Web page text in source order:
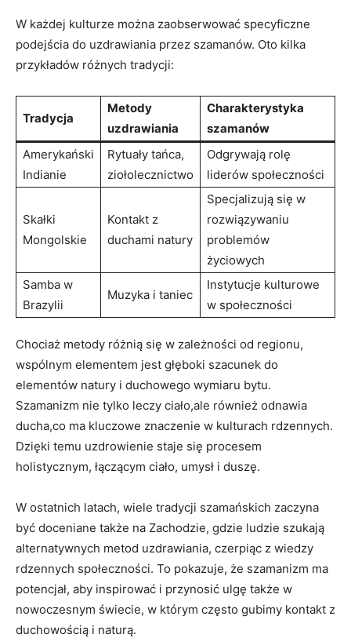
W każdej kulturze można zaobserwować specyficzne
podejścia do uzdrawiania przez szamanów. Oto kilka
przykładów różnych tradycji:
Tradycja
Metody
uzdrawiania
Charakterystyka
szamanów
Amerykański
Indianie
Rytuały tańca,
ziołolecznictwo
Odgrywają rolę
liderów społeczności
Skałki
Mongolskie
Kontakt z
duchami natury
Specjalizują się w
rozwiązywaniu
problemów
życiowych
Samba w
Brazylii
Muzyka i taniec
Instytucje kulturowe
w społeczności
Chociaż metody różnią się w zależności od regionu,
wspólnym elementem jest głęboki szacunek do
elementów natury i duchowego wymiaru bytu.
Szamanizm nie tylko leczy ciało,ale również odnawia
ducha,co ma kluczowe znaczenie w kulturach rdzennych.
Dzięki temu uzdrowienie staje się procesem
holistycznym, łączącym ciało, umysł i duszę.
W ostatnich latach, wiele tradycji szamańskich zaczyna
być doceniane także na Zachodzie, gdzie ludzie szukają
alternatywnych metod uzdrawiania, czerpiąc z wiedzy
rdzennych społeczności. To pokazuje, że szamanizm ma
potencjał, aby inspirować i przynosić ulgę także w
nowoczesnym świecie, w którym często gubimy kontakt z
duchowością i naturą.